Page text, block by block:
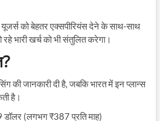
को बेहतर एक्सपीरियंस देने के साथ-साथ
भारी खर्च को भी संतुलित करेगा।
की जानकारी दी है, जबकि भारत में इन प्लान्स
है।
(लगभग ₹387 प्रति माह)